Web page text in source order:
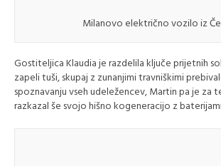
Milanovo električno vozilo iz
Gostiteljica Klaudia je razdelila ključe prijetnih
zapeli tuši, skupaj z zunanjimi travniškimi
spoznavanju vseh udeležencev, Martin pa je za
razkazal še svojo hišno kogeneracijo z